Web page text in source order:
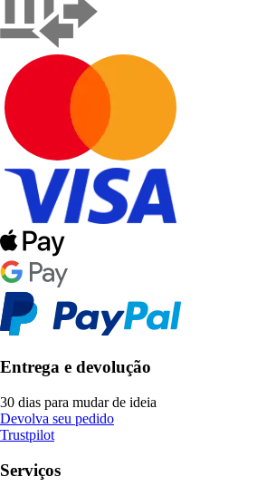
Entrega e devolução
30 dias para mudar de ideia
Devolva seu pedido
Trustpilot
Serviços